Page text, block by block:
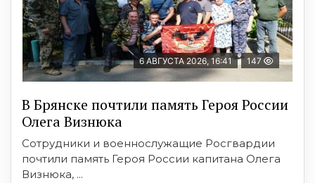
6 АВГУСТА 2026, 16:41 147
В Брянске почтили память Героя России
Олега Визнюка
Сотрудники и военнослужащие Росгвардии
почтили память Героя России капитана Олега
Визнюка, ...